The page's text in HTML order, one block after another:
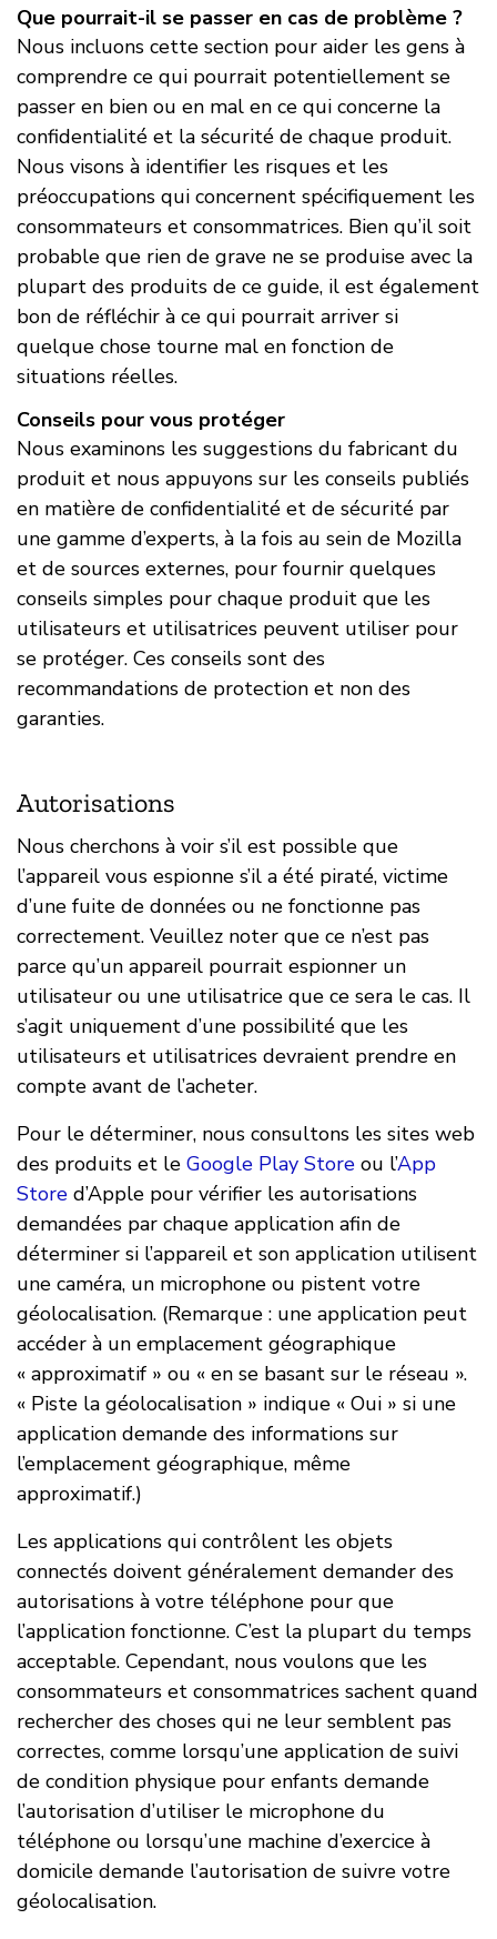
Que pourrait-il se passer en cas de problème ?
Nous incluons cette section pour aider les gens à
comprendre ce qui pourrait potentiellement se
passer en bien ou en mal en ce qui concerne la
confidentialité et la sécurité de chaque produit.
Nous visons à identifier les risques et les
préoccupations qui concernent spécifiquement les
consommateurs et consommatrices. Bien qu’il soit
probable que rien de grave ne se produise avec la
plupart des produits de ce guide, il est également
bon de réfléchir à ce qui pourrait arriver si
quelque chose tourne mal en fonction de
situations réelles.
Conseils pour vous protéger
Nous examinons les suggestions du fabricant du
produit et nous appuyons sur les conseils publiés
en matière de confidentialité et de sécurité par
une gamme d’experts, à la fois au sein de Mozilla
et de sources externes, pour fournir quelques
conseils simples pour chaque produit que les
utilisateurs et utilisatrices peuvent utiliser pour
se protéger. Ces conseils sont des
recommandations de protection et non des
garanties.
Autorisations
Nous cherchons à voir s’il est possible que
l’appareil vous espionne s’il a été piraté, victime
d’une fuite de données ou ne fonctionne pas
correctement. Veuillez noter que ce n’est pas
parce qu’un appareil pourrait espionner un
utilisateur ou une utilisatrice que ce sera le cas. Il
s’agit uniquement d’une possibilité que les
utilisateurs et utilisatrices devraient prendre en
compte avant de l’acheter.
Pour le déterminer, nous consultons les sites web
des produits et le Google Play Store ou l’App
Store d’Apple pour vérifier les autorisations
demandées par chaque application afin de
déterminer si l’appareil et son application utilisent
une caméra, un microphone ou pistent votre
géolocalisation. (Remarque : une application peut
accéder à un emplacement géographique
« approximatif » ou « en se basant sur le réseau ».
« Piste la géolocalisation » indique « Oui » si une
application demande des informations sur
l’emplacement géographique, même
approximatif.)
Les applications qui contrôlent les objets
connectés doivent généralement demander des
autorisations à votre téléphone pour que
l’application fonctionne. C’est la plupart du temps
acceptable. Cependant, nous voulons que les
consommateurs et consommatrices sachent quand
rechercher des choses qui ne leur semblent pas
correctes, comme lorsqu’une application de suivi
de condition physique pour enfants demande
l’autorisation d’utiliser le microphone du
téléphone ou lorsqu’une machine d’exercice à
domicile demande l’autorisation de suivre votre
géolocalisation.